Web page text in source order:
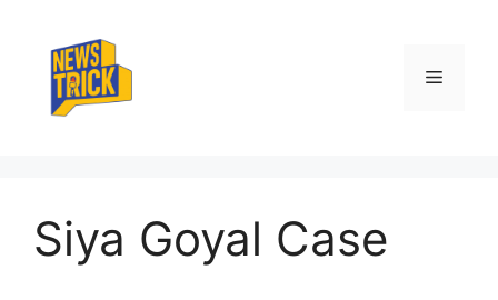
content
Menu
Siya Goyal Case